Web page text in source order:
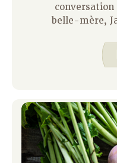
conversation
belle-mère,
pour de
Mangez
font partie
Voici ce que
: Quel est
préféré des
maison avec